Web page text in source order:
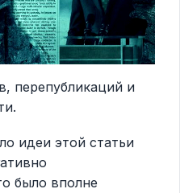
перепубликаций и
идеи этой статьи
было вполне